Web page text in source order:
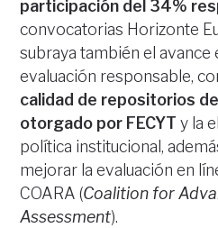
participación del 34%
convocatorias Horizonte
subraya también el avance
evaluación responsable,
calidad de repositorios
otorgado por FECYT y la
política institucional,
mejorar la evaluación en
COARA (Coalition for
Assessment).